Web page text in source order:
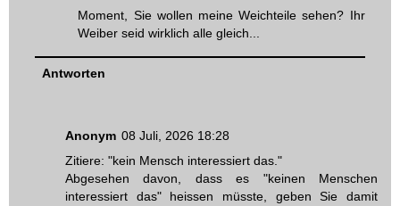
Moment, Sie wollen meine Weichteile sehen? Ihr
Weiber seid wirklich alle gleich...
Antworten
Anonym 08 Juli, 2026 18:28
Zitiere: "kein Mensch interessiert das."
Abgesehen davon, dass es "keinen Menschen
interessiert das" heissen müsste, geben Sie damit